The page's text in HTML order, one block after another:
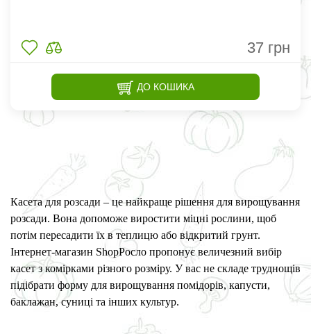
37 грн
ДО КОШИКА
Касета для розсади – це найкраще рішення для вирощування
розсади. Вона допоможе виростити міцні рослини, щоб
потім пересадити їх в теплицю або відкритий грунт.
Інтернет-магазин ShopРосло пропонує величезний вибір
касет з комірками різного розміру. Увас не складе труднощів
підібрати форму для вирощування помідорів, капусти,
баклажан, суниці та інших культур.